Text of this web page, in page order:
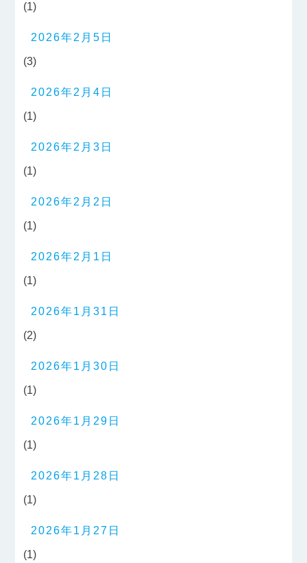
(1)
2026年2月5日
(3)
2026年2月4日
(1)
2026年2月3日
(1)
2026年2月2日
(1)
2026年2月1日
(1)
2026年1月31日
(2)
2026年1月30日
(1)
2026年1月29日
(1)
2026年1月28日
(1)
2026年1月27日
(1)